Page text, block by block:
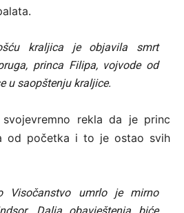
kraljica je objavila smrt
princa Filipa, vojvode od
u saopštenju kraljice.
rekla da je princ
od početka i to je ostao svih
Visočanstvo umrlo je mirno